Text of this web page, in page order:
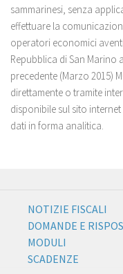
sammarinesi, senza
effettuare la
operatori economici
Repubblica di San Marino
precedente (Marzo 2015)
direttamente o tramite
disponibile sul sito
dati in forma analitica.
NOTIZIE FISCALI
DOMANDE E
MODULI
SCADENZE